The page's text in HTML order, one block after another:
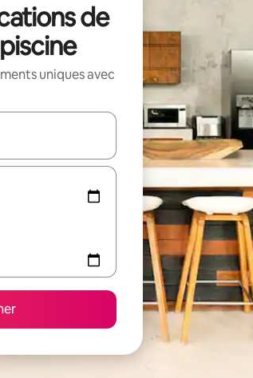
de
uniques avec
utilisez les flèches vers le haut et vers le bas